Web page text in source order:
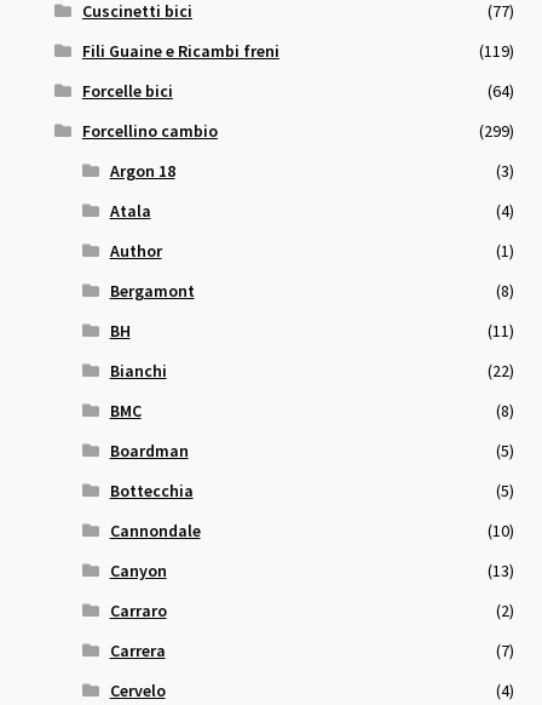
Cuscinetti bici
(77)
Fili Guaine e Ricambi freni
(119)
Forcelle bici
(64)
Forcellino cambio
(299)
Argon 18
(3)
Atala
(4)
Author
(1)
Bergamont
(8)
BH
(11)
Bianchi
(22)
BMC
(8)
Boardman
(5)
Bottecchia
(5)
Cannondale
(10)
Canyon
(13)
Carraro
(2)
Carrera
(7)
Cervelo
(4)